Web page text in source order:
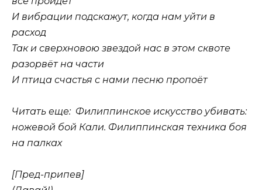
И вибрации подскажут, когда нам уйти в
расход
Так и сверхновою звездой нас в этом сквоте
разорвёт на части
И птица счастья с нами песню пропоёт
Читать еще: Филиппинское искусство убивать:
ножевой бой Кали. Филиппинская техника боя
на палках
[Пред-припев]